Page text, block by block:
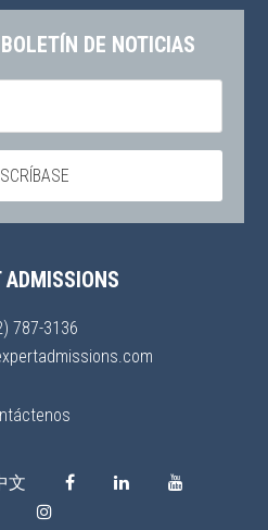
DE NOTICIAS
ADMISSIONS
787-3136
文